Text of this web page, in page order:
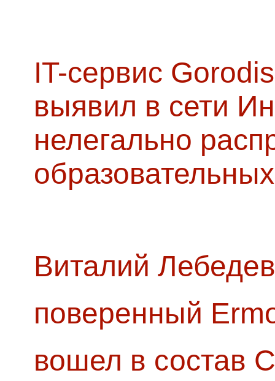
IT-сервис
выявил в сети
нелегально
Виталий
поверенный
вошел в состав